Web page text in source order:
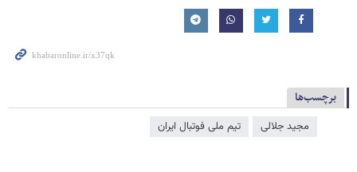
برچسب‌ها
مجید جلالی تیم ملی فوتبال ایران